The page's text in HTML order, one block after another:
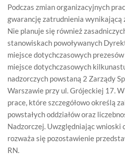
Podczas zmian organizacyjnych
gwarancję zatrudnienia wynikającą
Nie planuje się również
stanowiskach powoływanych
miejsce dotychczasowych
miejsce dotychczasowych
nadzorczych powstaną 2 Zarządy
Warszawie przy ul. Grójeckiej 17.
prace, które szczegółowo określą
powstałych oddziałów oraz
Nadzorczej. Uwzględniając wnioski
rozważa się pozostawienie
RN.